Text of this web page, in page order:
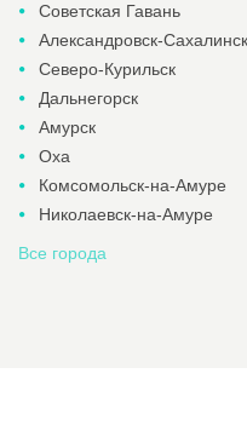
Советская Гавань
Александровск-
Северо-Курильск
Дальнегорск
Амурск
Оха
Комсомольск-на-Амуре
Николаевск-на-Амуре
Все города